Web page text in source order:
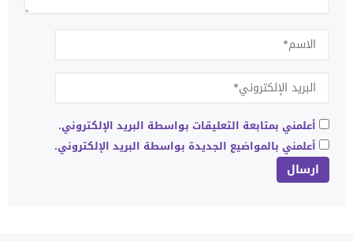
أعلمني بمتابعة التعليقات بواسطة البريد الإلكتروني.
أعلمني بالمواضيع الجديدة بواسطة البريد الإلكتروني.